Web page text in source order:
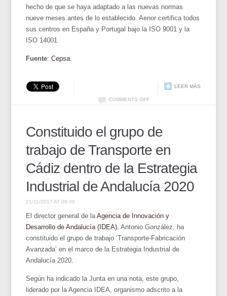
hecho de que se haya adaptado a las nuevas normas
nueve meses antes de lo establecido. Aenor certifica todos
sus centros en España y Portugal bajo la ISO 9001 y la
ISO 14001.
Fuente:Cepsa
LEER MÁS
COMMENTS OFF
Constituido el grupo de
trabajo de Transporte en
Cádiz dentro de la Estrategia
Industrial de Andalucía 2020
21/11/2017 AT 08:00
El director general de laAgencia de Innovación y
Desarrollo de Andalucía (IDEA) , Antonio González, ha
constituido el grupo de trabajo ‘Transporte-Fabricación
Avanzada’ en el marco de la Estrategia Industrial de
Andalucía 2020.
Según ha indicado la Junta en una nota, este grupo,
liderado por la Agencia IDEA, organismo adscrito a la